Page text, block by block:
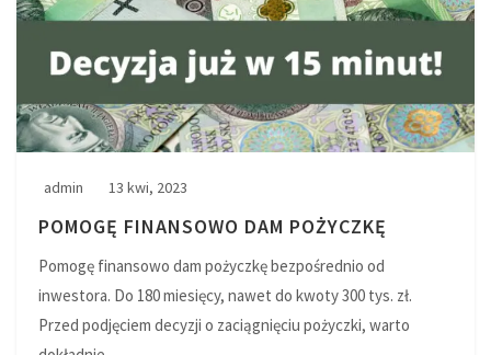
admin 13 kwi, 2023
POMOGĘ FINANSOWO DAM POŻYCZKĘ
Pomogę finansowo dam pożyczkę bezpośrednio od
inwestora. Do 180 miesięcy, nawet do kwoty 300 tys. zł.
Przed podjęciem decyzji o zaciągnięciu pożyczki, warto